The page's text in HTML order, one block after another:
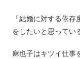
「結婚に対する依
をしたいと思ってい
麻也子はキツイ仕事